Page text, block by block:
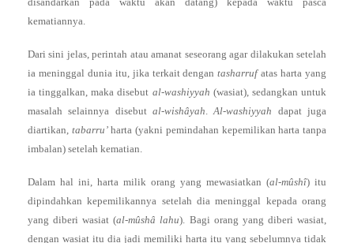
kematiannya.
Dari sini jelas, perintah atau amanat seseorang agar dilakukan setelah
ia meninggal dunia itu, jika terkait dengantasharrufatas harta yang
ia tinggalkan, maka disebut al-washiyyah (wasiat), sedangkan untuk
masalah selainnya disebut al-wishâyah.Al-washiyyah dapat juga
diartikan, tabarru’harta (yakni pemindahan kepemilikan harta tanpa
imbalan) setelah kematian.
Dalam hal ini, harta milik orang yang mewasiatkan (al-mûshî) itu
dipindahkan kepemilikannya setelah dia meninggal kepada orang
yang diberi wasiat (al-mûshâ lahu). Bagi orang yang diberi wasiat,
dengan wasiat itu dia jadi memiliki harta itu yang sebelumnya tidak